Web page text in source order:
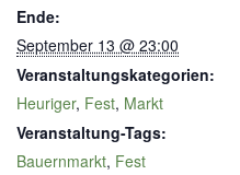
Ende:
September 13 @ 23:00
Veranstaltungskategorien:
Heuriger, Fest, Markt
Veranstaltung-Tags:
Bauernmarkt, Fest